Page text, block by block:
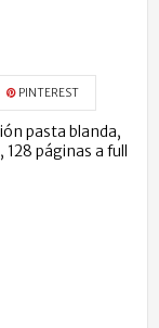
PINTEREST
pasta blanda,
páginas a full